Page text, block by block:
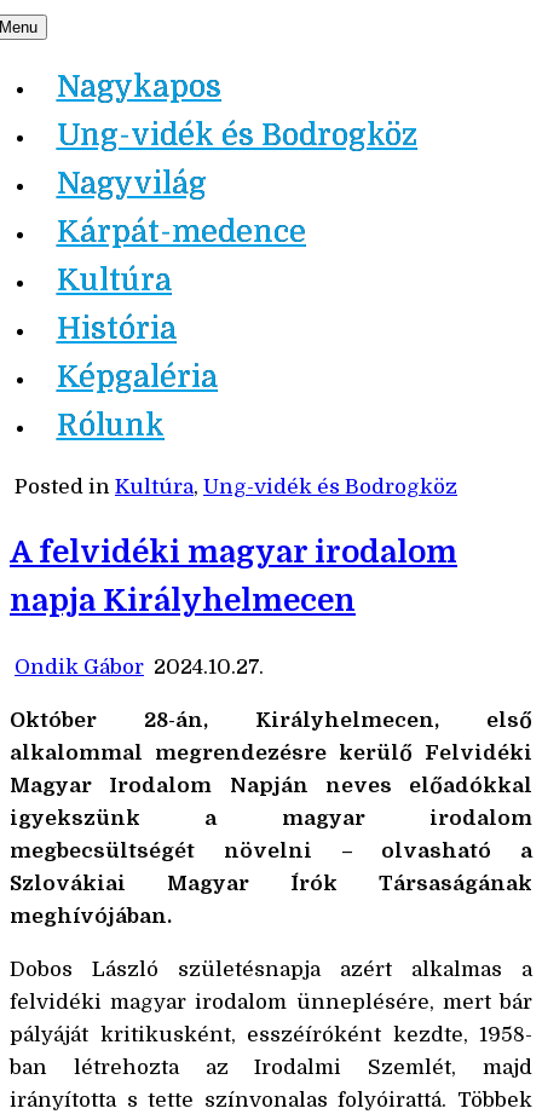
Skip
content
Nagykapos.ma
Nagykapos
Ung-vidék és Bodrogköz
Nagyvilág
Kárpát-medence
Kultúra
História
Képgaléria
Rólunk
Posted in Kultúra, Ung-vidék és Bodrogköz
A felvidéki magyar irodalom
napja Királyhelmecen
Ondik Gábor 2024.10.27.
Október 28-án, Királyhelmecen, első
alkalommal megrendezésre kerülő Felvidéki
Magyar Irodalom Napján neves előadókkal
igyekszünk a magyar irodalom
megbecsültségét növelni – olvasható a
Szlovákiai Magyar Írók Társaságának
meghívójában.
Dobos László születésnapja azért alkalmas a
felvidéki magyar irodalom ünneplésére, mert bár
pályáját kritikusként, esszéíróként kezdte, 1958-
ban létrehozta az Irodalmi Szemlét, majd
irányította s tette színvonalas folyóirattá. Többek